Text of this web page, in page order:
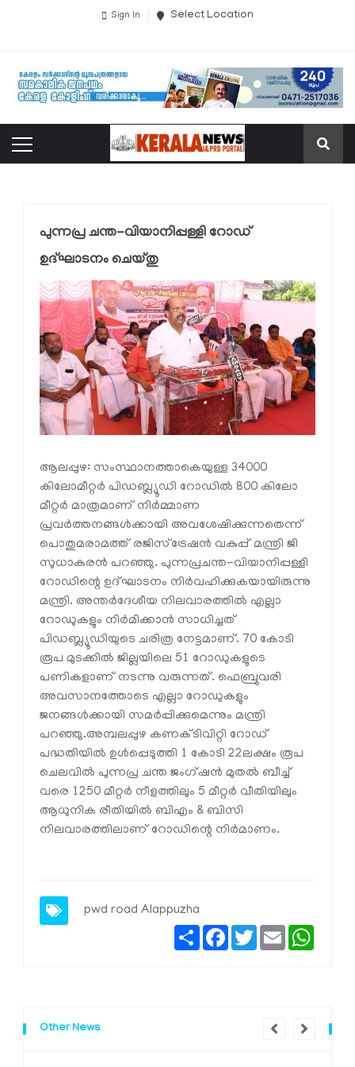
Sign In Select Location
പുന്നപ്ര ചന്ത-വിയാനിപ്പള്ളി റോഡ്
ഉദ്ഘാടനം ചെയ്തു
ആലപ്പുഴ: സംസ്ഥാനത്താകെയുള്ള 34000
കിലോമീറ്റര്‍ പിഡബ്ല്യൂഡി റോഡില്‍ 800 കിലോ
മീറ്റര്‍ മാത്രമാണ് നിര്‍മ്മാണ
പ്രവര്‍ത്തനങ്ങള്‍ക്കായി അവശേഷിക്കുന്നതെന്ന്
പൊതുമരാമത്ത് രജിസ്‌ട്രേഷന്‍ വകുപ്പ് മന്ത്രി ജി
സുധാകരന്‍ പറഞ്ഞു. പുന്നപ്രചന്ത-വിയാനിപ്പള്ളി
റോഡിന്റെ ഉദ്ഘാടനം നിര്‍വഹിക്കുകയായിരുന്നു
മന്ത്രി. അന്തര്‍ദേശീയ നിലവാരത്തില്‍ എല്ലാ
റോഡുകളും നിര്‍മിക്കാന്‍ സാധിച്ചത്
പിഡബ്ല്യൂഡിയുടെ ചരിത്ര നേട്ടമാണ്. 70 കോടി
രൂപ മുടക്കില്‍ ജില്ലയിലെ 51 റോഡുകളുടെ
പണികളാണ് നടന്നു വരുന്നത്. ഫെബ്രുവരി
അവസാനത്തോടെ എല്ലാ റോഡുകളും
ജനങ്ങള്‍ക്കായി സമര്‍പ്പിക്കുമെന്നും മന്ത്രി
പറഞ്ഞു.അമ്പലപ്പുഴ കണക്ടിവിറ്റി റോഡ്
പദ്ധതിയില്‍ ഉള്‍പ്പെടുത്തി 1 കോടി 22ലക്ഷം രൂപ
ചെലവില്‍ പുന്നപ്ര ചന്ത ജംഗ്ഷന്‍ മുതല്‍ ബീച്ച്
വരെ 1250 മീറ്റര്‍ നീളത്തിലും 5 മീറ്റര്‍ വീതിയിലും
ആധുനിക രീതിയില്‍ ബിഎം & ബിസി
നിലവാരത്തിലാണ് റോഡിന്റെ നിര്‍മാണം.
pwd road Alappuzha
ShareFacebook
TwitterEmail
Other News